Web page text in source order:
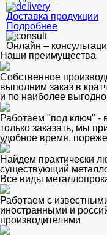
Доставка продукции
Подробнее
Онлайн –
Наши преимущества
Собственное
выполним заказ в
и по наиболее
Работаем "под ключ" -
только заказать, мы
удобное время,
Найдем практически
существующий
Все виды
Работаем с
иностранными и
производителями